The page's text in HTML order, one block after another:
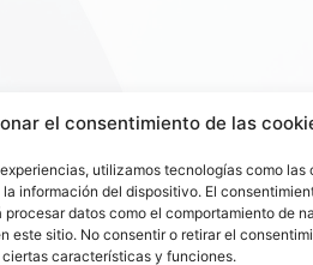
el consentimiento de las
utilizamos tecnologías como las
información del dispositivo. El
datos como el comportamiento de
este sitio. No consentir o retirar el
características y funciones.